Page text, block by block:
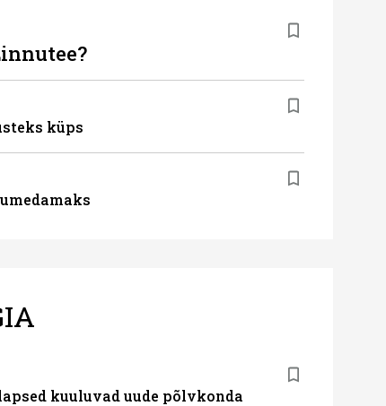
küps
kuuluvad uude põlvkonda